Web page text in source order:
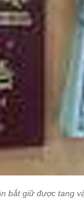
bắt giữ được tang